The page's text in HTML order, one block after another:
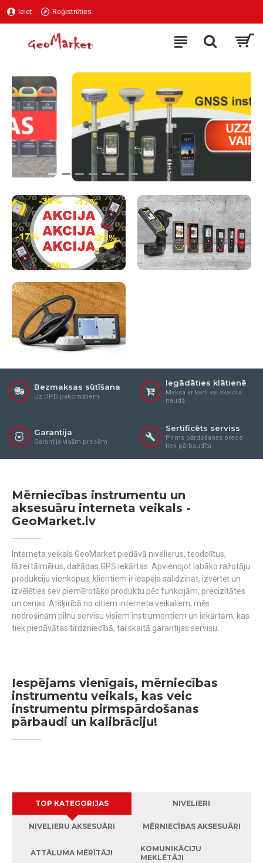
Ieiet Reģistrēties
Bezmaksas sūtīšana
Uz DPD pakomātiem
Iegādāties klātienē
Maksā ar karti vai skaidrā
naudā
Garantija
Garantija visām precēm
Sertificēts serviss
Pirms pārdošanas prece
tiek pārbaudīta
Mērniecības instrumentu un
aksesuāru interneta veikals -
GeoMarket.lv
Interneta veikals GeoMarket piedāvā nivelierus, teodolītus,
lāzertālmērus, dažādas GPS iekārtas. Apvienojot labāko ražotāju
produkciju vienkopus, klientiem ir iespēja salīdzināt, izvērtēt un
izvēlēties sev piemērotāko produktu pēc funkcijām, precizitātes
un cenas. Atšķirībā no citiem interneta veikaliem, mēs
nodrošinām pilnu servisu visiem instrumentiem un iekārtām, kas
tiek piedāvātas tirdzniecībā, tai skaitā garantijas servisu.
Iespējams vienīgais, mērniecības
instrumentu veikals, kas veic
instrumentu pirmspārdošanas
pārbaudi un kalibrāciju!
TOP KATEGORIJAS NIVELIERI
NIVELIERU AKSESUĀRI MĒRNIECĪBAS AKSESUĀRI
ATTĀLUMA MĒRĪTĀJI
KOMUNIKĀCIJU
MEKLĒTĀJI